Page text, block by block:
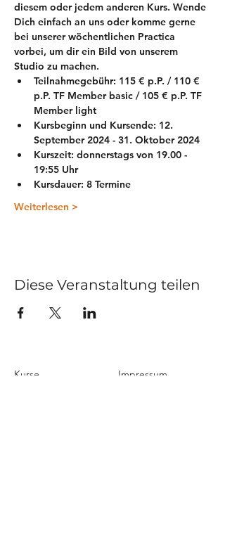
diesem oder jedem anderen Kurs. Wende
Dich einfach an uns oder komme gerne
bei unserer wöchentlichen Practica
vorbei, um dir ein Bild von unserem
Studio zu machen.
Teilnahmegebühr: 115 € p.P. / 110 €
p.P. TF Member basic / 105 € p.P. TF
Member light
Kursbeginn und Kursende: 12.
September 2024 - 31. Oktober 2024
Kurszeit: donnerstags von 19.00 -
19:55 Uhr
Kursdauer: 8 Termine
Weiterlesen >
Diese Veranstaltung teilen
Kurse
Impressum